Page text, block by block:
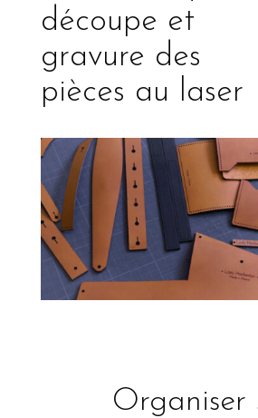
découpe et
gravure des
pièces au laser
Organiser